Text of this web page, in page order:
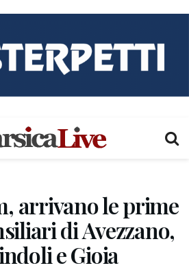
arrivano le prime
di Avezzano,
e Gioia